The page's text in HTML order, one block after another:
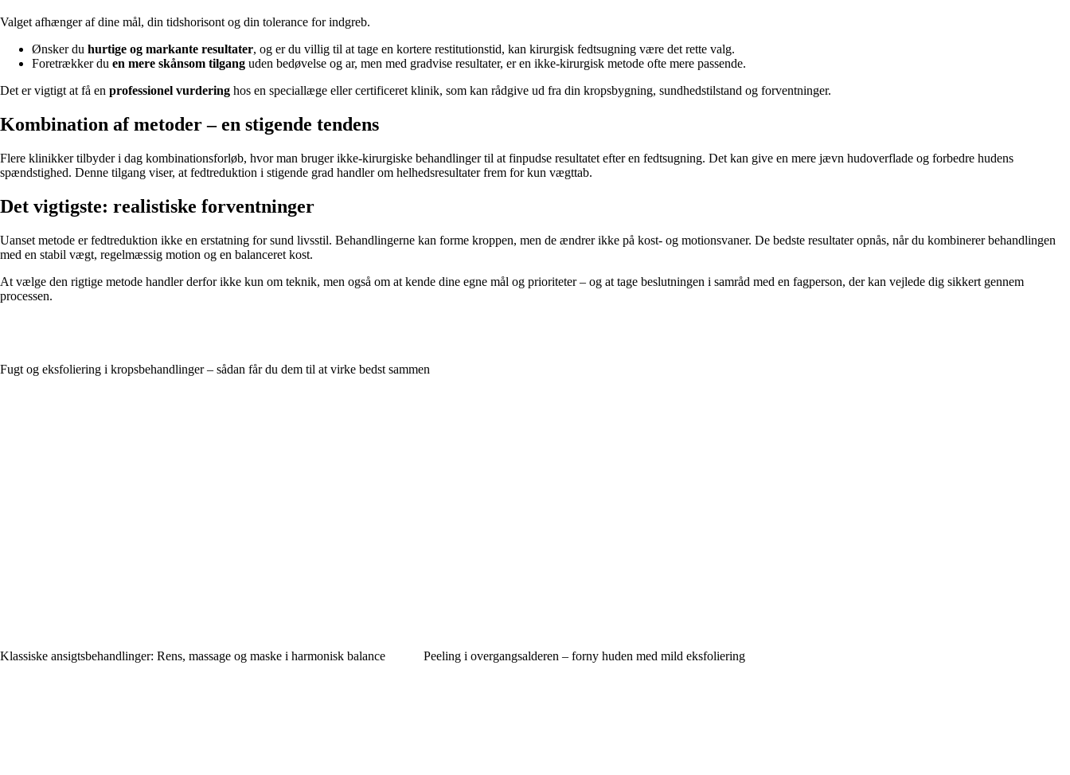
Valget afhænger af dine mål, din tidshorisont og din tolerance for indgreb.
Ønsker du hurtige og markante resultater, og er du villig til at tage en kortere restitutionstid, kan kirurgisk fedtsugning være det rette valg.
Foretrækker du en mere skånsom tilgang uden bedøvelse og ar, men med gradvise resultater, er en ikke-kirurgisk metode ofte mere passende.
Det er vigtigt at få en professionel vurdering hos en speciallæge eller certificeret klinik, som kan rådgive ud fra din kropsbygning, sundhedstilstand og forventninger.
Kombination af metoder – en stigende tendens
Flere klinikker tilbyder i dag kombinationsforløb, hvor man bruger ikke-kirurgiske behandlinger til at finpudse resultatet efter en fedtsugning. Det kan give en mere jævn hudoverflade og forbedre hudens
spændstighed. Denne tilgang viser, at fedtreduktion i stigende grad handler om helhedsresultater frem for kun vægttab.
Det vigtigste: realistiske forventninger
Uanset metode er fedtreduktion ikke en erstatning for sund livsstil. Behandlingerne kan forme kroppen, men de ændrer ikke på kost- og motionsvaner. De bedste resultater opnås, når du kombinerer behandlingen
med en stabil vægt, regelmæssig motion og en balanceret kost.
At vælge den rigtige metode handler derfor ikke kun om teknik, men også om at kende dine egne mål og prioriteter – og at tage beslutningen i samråd med en fagperson, der kan vejlede dig sikkert gennem
processen.
Fugt og eksfoliering i kropsbehandlinger – sådan får du dem til at virke bedst sammen
Klassiske ansigtsbehandlinger: Rens, massage og maske i harmonisk balance Peeling i overgangsalderen – forny huden med mild eksfoliering